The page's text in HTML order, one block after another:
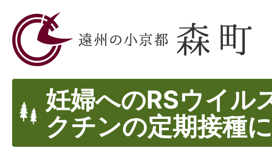
妊婦へのRSウイル
クチンの定期接種